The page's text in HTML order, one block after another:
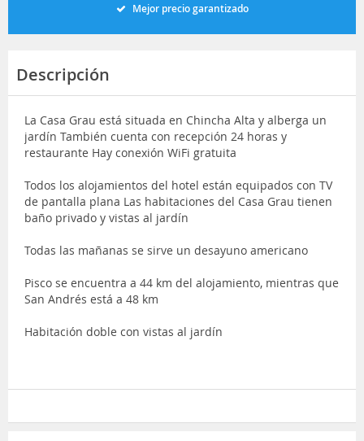
Mejor precio garantizado
Descripción
La Casa Grau está situada en Chincha Alta y alberga un
jardín También cuenta con recepción 24 horas y
restaurante Hay conexión WiFi gratuita
Todos los alojamientos del hotel están equipados con TV
de pantalla plana Las habitaciones del Casa Grau tienen
baño privado y vistas al jardín
Todas las mañanas se sirve un desayuno americano
Pisco se encuentra a 44 km del alojamiento, mientras que
San Andrés está a 48 km
Habitación doble con vistas al jardín